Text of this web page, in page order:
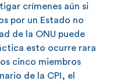
crímenes aún si
por un Estado no
de la ONU puede
esto ocurre rara
cinco miembros
de la CPI, el